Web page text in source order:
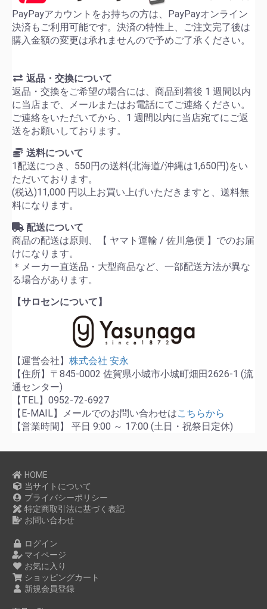
PayPayアカウントをお持ちの方は、PayPayオンライン
決済もご利用可能です。決済の特性上、ご注文完了後は
購入金額の変更は承れませんので予めご了承ください。
返品・交換について
返品・交換をご希望の場合には、商品到着後 1 週間以内
に当店まで、メールまたはお電話にてご連絡ください。
ご連絡をいただいてから、1 週間以内に当店宛てにご返
送をお願いしております。
送料について
1配送につき、550円の送料(北海道/沖縄は1,650円)をい
ただいております。
(税込)11,000 円以上お買い上げいただきますと、送料無
料になります。
配送について
商品の配送は原則、【 ヤマト運輸 / 佐川急便 】でのお届
けになります。
＊メーカー直送品・大型商品など、一部配送方法が異な
る場合があります。
【サロセンについて】
【運営会社】 株式会社 安永
【住所】〒845-0002 佐賀県小城市小城町畑田2626-1 (流
通センター)
【TEL】0952-72-6927
【E-MAIL】メールでのお問い合わせはこちらから
【営業時間】 平日 9:00 ～ 17:00 (土日・祝祭日定休)
HOME
当サイトについて
プライバシーポリシー
特定商取引法に基づく表記
お問い合わせ
ログイン
マイページ
お気に入り
ショッピングカート
新規会員登録